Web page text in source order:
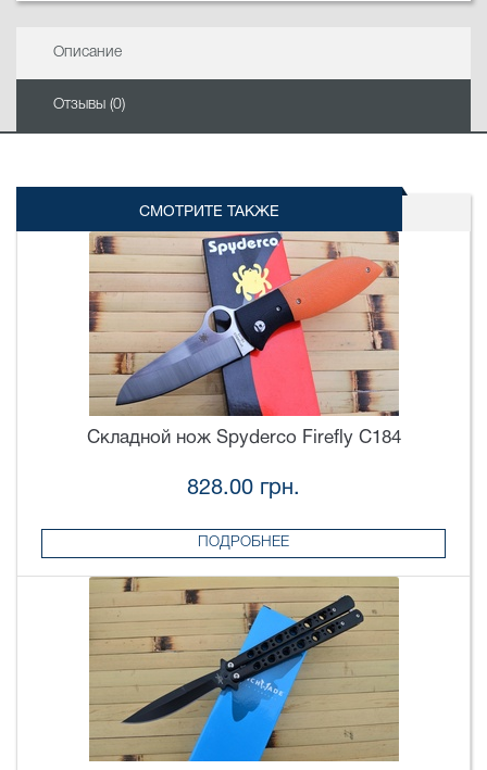
Описание
Отзывы (0)
СМОТРИТЕ ТАКЖЕ
Складной нож Spyderco Firefly C184
828.00 грн.
ПОДРОБНЕЕ